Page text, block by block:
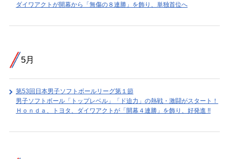
ダイワアクトが開幕から「無傷の８連勝」を飾り、単独首位へ
5月
第53回日本男子ソフトボールリーグ第１節
男子ソフトボール「トップレベル」「ド迫力」の熱戦・激闘がスタート！
Ｈｏｎｄａ、トヨタ、ダイワアクトが「開幕４連勝」を飾り、好発進 !!